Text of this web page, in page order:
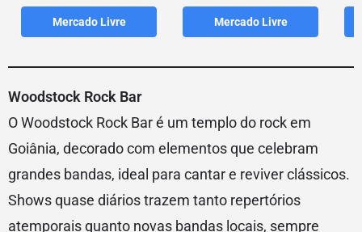
Mercado Livre Mercado Livre
Woodstock Rock Bar
O Woodstock Rock Bar é um templo do rock em
Goiânia, decorado com elementos que celebram
grandes bandas, ideal para cantar e reviver clássicos.
Shows quase diários trazem tanto repertórios
atemporais quanto novas bandas locais, sempre